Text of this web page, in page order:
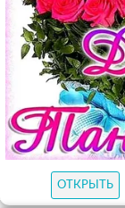
ОТКРЫТЬ